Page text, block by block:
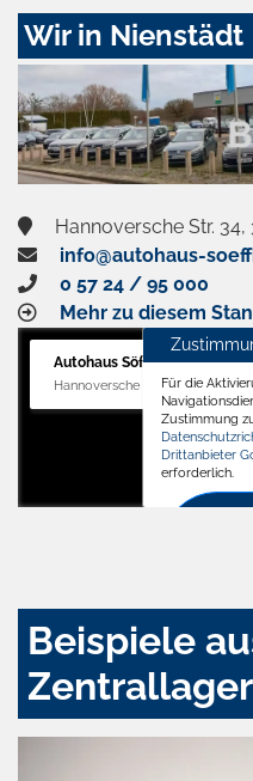
Wir in Nienstädt
Hannoversche Str.
info@autohaus-
0 57 24 / 95 000
Mehr zu diesem
Autohaus Söffker GmbH
Hannoversche Str. 34, 31688
Für die
Zustimmung
Drittanbieter
erforderlich.
Beispiele
Zentrallager